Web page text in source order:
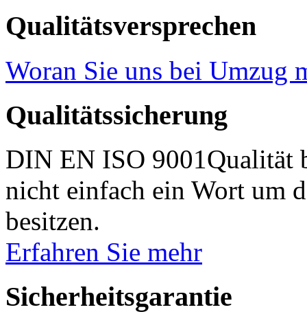
Qualitätsversprechen
Woran Sie uns bei Umzug
Qualitätssicherung
DIN EN ISO 9001Qualität
nicht einfach ein Wort um
besitzen.
Erfahren Sie mehr
Sicherheitsgarantie